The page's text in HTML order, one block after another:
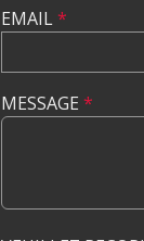
EMAIL*
MESSAGE *